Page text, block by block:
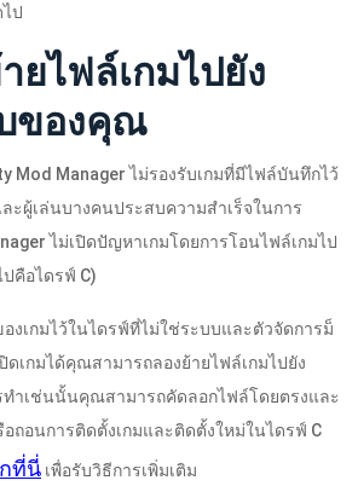
ป
ยไฟล์เกมไปยัง
ของคุณ
Mod Manager ไม่รองรับเกมที่มีไฟล์บันทึกไว้
ะผู้เล่นบางคนประสบความสำเร็จในการ
ไม่เปิดปัญหาเกมโดยการโอนไฟล์เกมไป
คือไดรฟ์ C)
งเกมไว้ในไดรฟ์ที่ไม่ใช่ระบบและตัวจัดการม็
เกมได้คุณสามารถลองย้ายไฟล์เกมไปยัง
ทำเช่นนั้นคุณสามารถคัดลอกไฟล์โดยตรงและ
ถอนการติดตั้งเกมและติดตั้งใหม่ในไดรฟ์ C
ที่นี่ เพื่อรับวิธีการเพิ่มเติม